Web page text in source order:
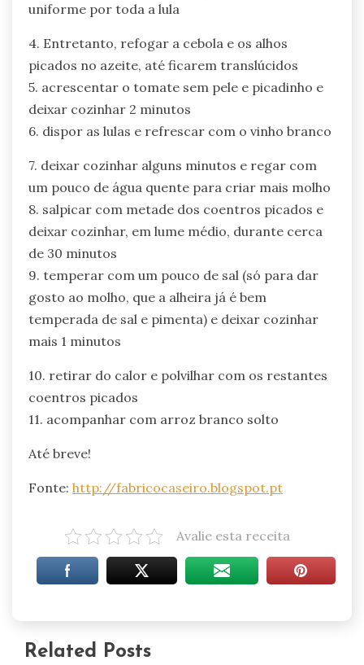
uniforme por toda a lula
4. Entretanto, refogar a cebola e os alhos
picados no azeite, até ficarem translúcidos
5. acrescentar o tomate sem pele e picadinho e
deixar cozinhar 2 minutos
6. dispor as lulas e refrescar com o vinho branco
7. deixar cozinhar alguns minutos e regar com
um pouco de água quente para criar mais molho
8. salpicar com metade dos coentros picados e
deixar cozinhar, em lume médio, durante cerca
de 30 minutos
9. temperar com um pouco de sal (só para dar
gosto ao molho, que a alheira já é bem
temperada de sal e pimenta) e deixar cozinhar
mais 1 minutos
10. retirar do calor e polvilhar com os restantes
coentros picados
11. acompanhar com arroz branco solto
Até breve!
Fonte: http://fabricocaseiro.blogspot.pt
Avalie esta receita
Related Posts